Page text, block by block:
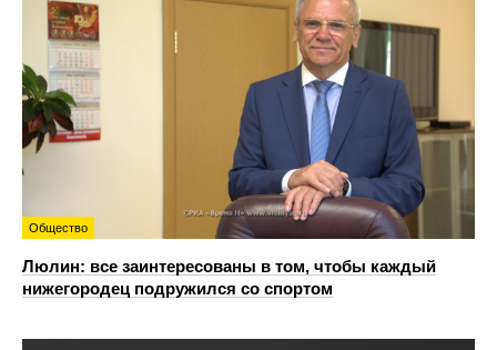
Общество
Люлин: все заинтересованы в том, чтобы каждый
нижегородец подружился со спортом